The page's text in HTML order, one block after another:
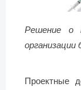
Решение о
Проектные